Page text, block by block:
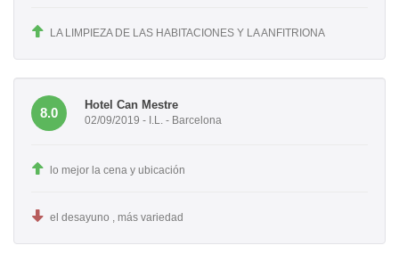
LA LIMPIEZA DE LAS HABITACIONES Y LA ANFITRIONA
8.0
Hotel Can Mestre
02/09/2019 - I.L. - Barcelona
lo mejor la cena y ubicación
el desayuno , más variedad